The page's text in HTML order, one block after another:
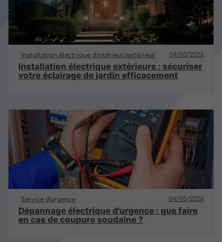
Installation électrique d'intérieur/extérieur 04/03/2026
Installation électrique extérieure : sécuriser
votre éclairage de jardin efficacement
Service d'urgence 04/05/2026
Dépannage électrique d'urgence : que faire
en cas de coupure soudaine ?